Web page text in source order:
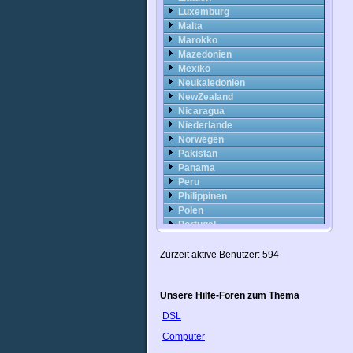
Luxemburg
Malta
Marokko
Mazedonien
Mexiko
Neukaledonien
NewZealand
Nicaragua
Niederlande
Norwegen
Pakistan
Panama
Peru
Philippinen
Polen
Portugal
Rumänien
Schweden
Schweiz
Slowakei
Slowenien
Zurzeit aktive Benutzer: 594
Unsere Hilfe-Foren zum Thema
DSL
Computer